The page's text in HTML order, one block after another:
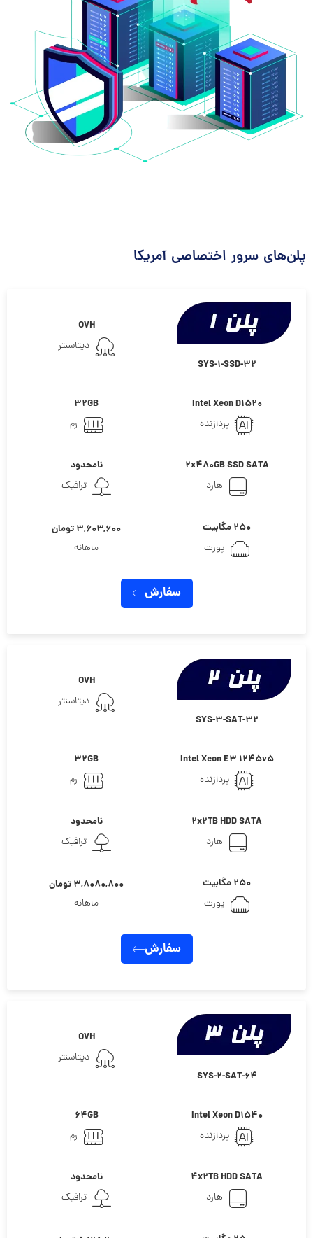
پلن‌های سرور اختصاصی آمریکا
SYS-1-SSD-32
OVH
دیتاسنتر
Intel Xeon D1520
پردازنده
32GB
رم
2x480GB SSD SATA
هارد
نامحدود
ترافیک
۲۵۰ مگابیت
پورت
۳,۶۰۳,۶۰۰ تومان
ماهانه
سفارش
SYS-3-SAT-32
OVH
دیتاسنتر
Intel Xeon E3 1245v5
پردازنده
32GB
رم
2x2TB HDD SATA
هارد
نامحدود
ترافیک
۲۵۰ مگابیت
پورت
۳,۸۰۸۰,۸۰۰ تومان
ماهانه
سفارش
SYS-2-SAT-64
OVH
دیتاسنتر
Intel Xeon D1540
پردازنده
64GB
رم
4x2TB HDD SATA
هارد
نامحدود
ترافیک